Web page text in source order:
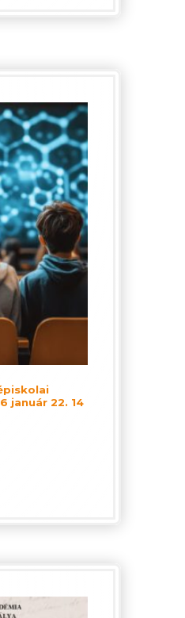
január 22. 14